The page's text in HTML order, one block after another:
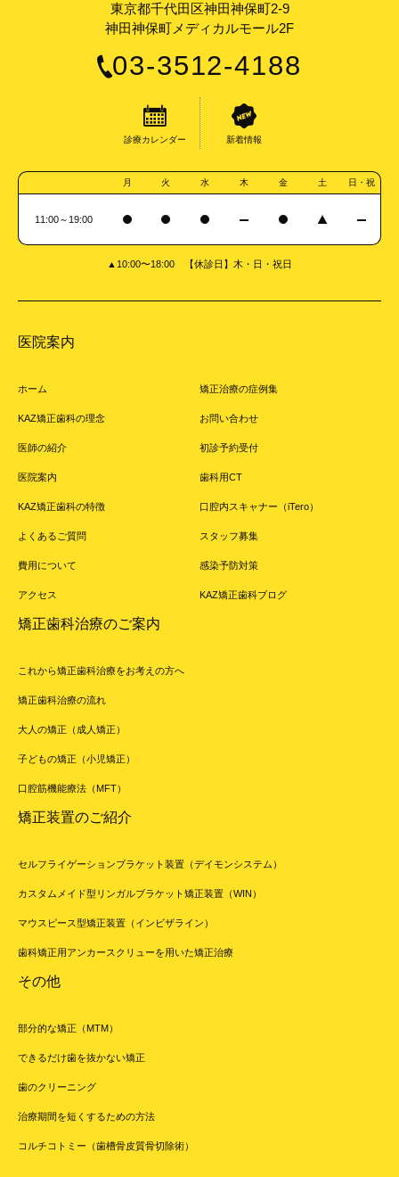
東京都千代田区神田神保町2-9
神田神保町メディカルモール2F
03-3512-4188
診療カレンダー 新着情報
月 火 水 木 金 土 日・祝
11:00～19:00
▲10:00〜18:00 【休診日】木・日・祝日
医院案内
ホーム
KAZ矯正歯科の理念
医師の紹介
医院案内
KAZ矯正歯科の特徴
よくあるご質問
費用について
アクセス
矯正治療の症例集
お問い合わせ
初診予約受付
歯科用CT
口腔内スキャナー（iTero）
スタッフ募集
感染予防対策
KAZ矯正歯科ブログ
矯正歯科治療のご案内
これから矯正歯科治療をお考えの方へ
矯正歯科治療の流れ
大人の矯正（成人矯正）
子どもの矯正（小児矯正）
口腔筋機能療法（MFT）
矯正装置のご紹介
セルフライゲーションブラケット装置（デイモンシステム）
カスタムメイド型リンガルブラケット矯正装置（WIN）
マウスピース型矯正装置（インビザライン）
歯科矯正用アンカースクリューを用いた矯正治療
その他
部分的な矯正（MTM）
できるだけ歯を抜かない矯正
歯のクリーニング
治療期間を短くするための方法
コルチコトミー（歯槽骨皮質骨切除術）